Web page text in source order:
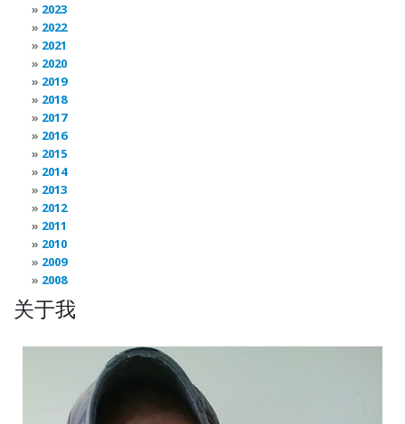
2023
2022
2021
2020
2019
2018
2017
2016
2015
2014
2013
2012
2011
2010
2009
2008
关于我